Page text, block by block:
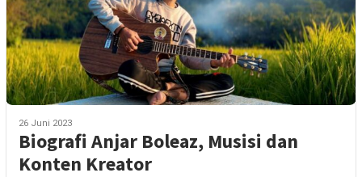
26 Juni 2023
Biografi Anjar Boleaz, Musisi dan
Konten Kreator